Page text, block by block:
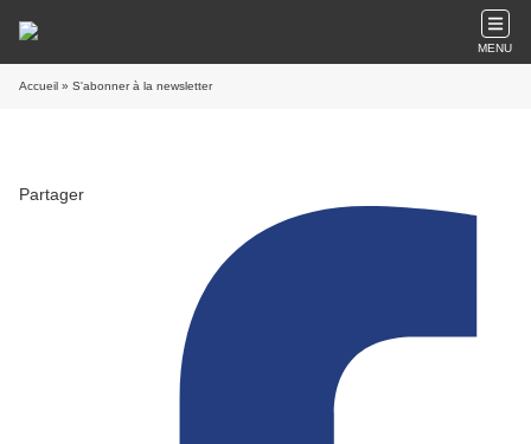
MENU
Accueil » S'abonner à la newsletter
Partager